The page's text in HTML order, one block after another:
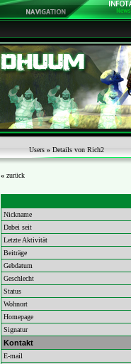
Users » Details von Rich2
« zurück
Nickname
Dabei seit
Letzte Aktivität
Beiträge
Gebdatum
Geschlecht
Status
Wohnort
Homepage
Signatur
Kontakt
E-mail